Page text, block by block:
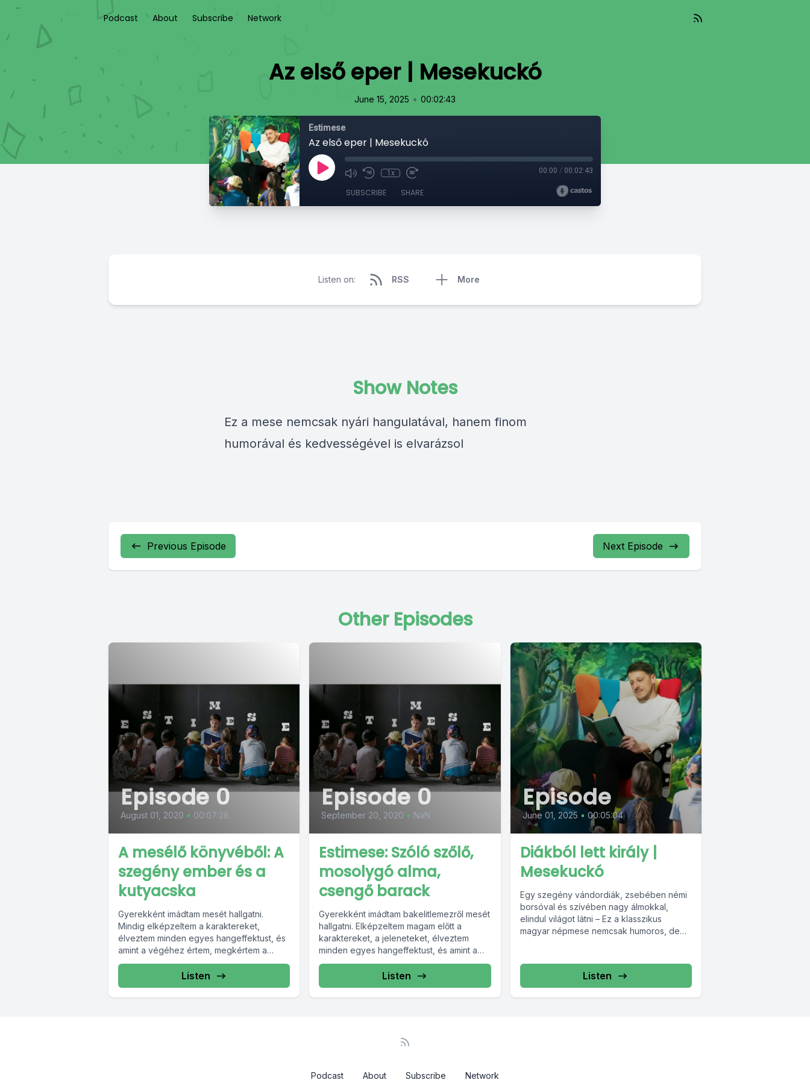
Podcast About Subscribe Network
Az első eper | Mesekuckó
June 15, 2025 • 00:02:43
Estimese
Az első eper | Mesekuckó
1x 00:00 / 00:02:43
SUBSCRIBE SHARE
Listen on: RSS More
Show Notes
Ez a mese nemcsak nyári hangulatával, hanem finom
humorával és kedvességével is elvarázsol
Previous Episode Next Episode
Other Episodes
Episode 0
August 01, 2020 • 00:07:28
A mesélő könyvéből: A
szegény ember és a
kutyacska
Gyerekként imádtam mesét hallgatni.
Mindig elképzeltem a karaktereket,
élveztem minden egyes hangeffektust, és
amint a végéhez értem, megkértem a
szüleimet vagy a nagyit, hogy...
Listen
Episode 0
September 20, 2020 • NaN
Estimese: Szóló szőlő,
mosolygó alma,
csengő barack
Gyerekként imádtam bakelitlemezről mesét
hallgatni. Elképzeltem magam előtt a
karaktereket, a jeleneteket, élveztem
minden egyes hangeffektust, és amint a
végéhez értem, megkértem a szüleimet...
Listen
Episode
June 01, 2025 • 00:05:04
Diákból lett király |
Mesekuckó
Egy szegény vándordiák, zsebében némi
borsóval és szívében nagy álmokkal,
elindul világot látni – Ez a klasszikus
magyar népmese nemcsak humoros, de
Listen
Podcast About Subscribe Network